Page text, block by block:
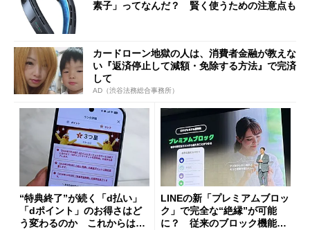
素子」ってなんだ？ 賢く使うための注意点も
カードローン地獄の人は、消費者金融が教えな
い『返済停止して減額・免除する方法』で完済
して
AD（渋谷法務総合事務所）
“特典終了”が続く「d払い」
「dポイント」のお得さはど
う変わるのか これからは
LINEの新「プレミアムブロッ
ク」で完全な“絶縁”が可能
に？ 従来のブロック機能と